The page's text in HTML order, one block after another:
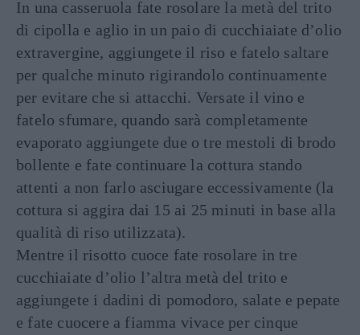
In una casseruola fate rosolare la metà del trito
di cipolla e aglio in un paio di cucchiaiate d’olio
extravergine, aggiungete il riso e fatelo saltare
per qualche minuto rigirandolo continuamente
per evitare che si attacchi. Versate il vino e
fatelo sfumare, quando sarà completamente
evaporato aggiungete due o tre mestoli di brodo
bollente e fate continuare la cottura stando
attenti a non farlo asciugare eccessivamente (la
cottura si aggira dai 15 ai 25 minuti in base alla
qualità di riso utilizzata).
Mentre il risotto cuoce fate rosolare in tre
cucchiaiate d’olio l’altra metà del trito e
aggiungete i dadini di pomodoro, salate e pepate
e fate cuocere a fiamma vivace per cinque